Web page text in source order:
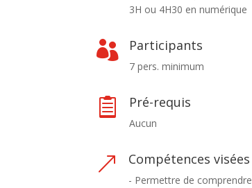
3H ou 4H30 en numérique
 Participants
7 pers. minimum
 Pré-requis
Aucun
& Compétences visées
- Permettre de comprendre